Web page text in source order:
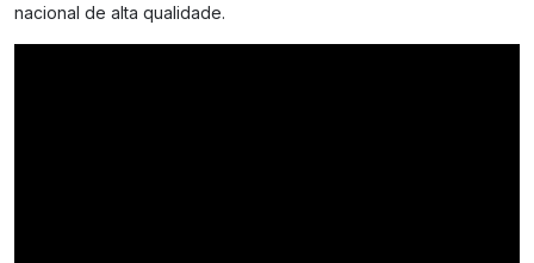
nacional de alta qualidade.